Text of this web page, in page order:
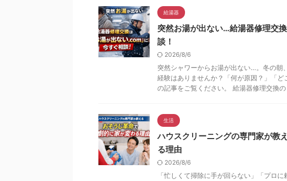
給湯器
突然お湯が出ない…給湯器修理交
談！
2026/8/6
突然シャワーからお湯が出ない…。冬の朝
経験はありませんか？「何が原因？」「
の記事をご覧ください。 給湯器修理交換
生活
ハウスクリーニングの専門家が教
る理由
2026/8/6
「忙しくて掃除に手が回らない」「プロ